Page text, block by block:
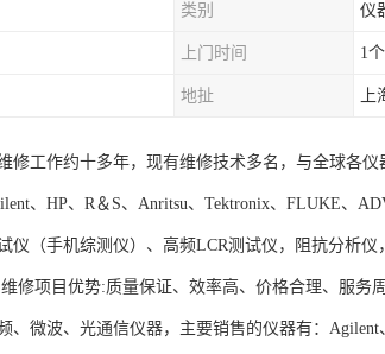
类别 仪
上门时间 1
地扯 上
修工作约十多年，现有维修技术多名，与全球各
、HP、R＆S、Anritsu、Tektronix、FLUKE、
仪（手机综测仪）、高频LCR测试仪，阻抗分析
修项目优势:质量保证、效率高、价格合理、服务周
微波、光通信仪器，主要销售的仪器有：Agilent